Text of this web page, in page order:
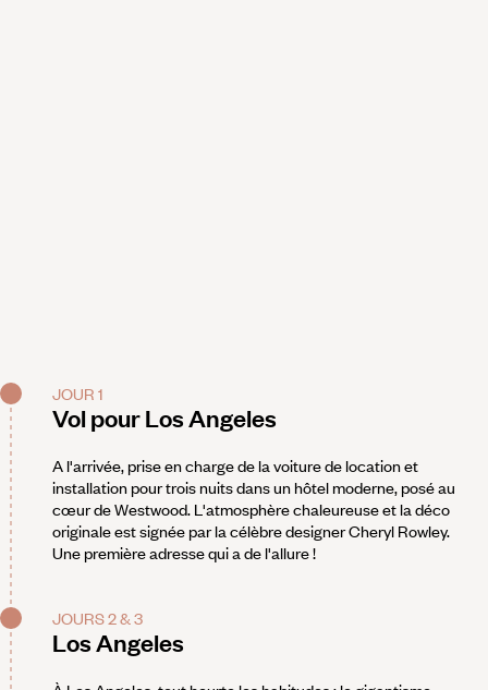
JOUR 1
Vol pour Los Angeles
A l'arrivée, prise en charge de la voiture de location et
installation pour trois nuits dans un hôtel moderne, posé au
cœur de Westwood. L'atmosphère chaleureuse et la déco
originale est signée par la célèbre designer Cheryl Rowley.
Une première adresse qui a de l'allure !
JOURS 2 & 3
Los Angeles